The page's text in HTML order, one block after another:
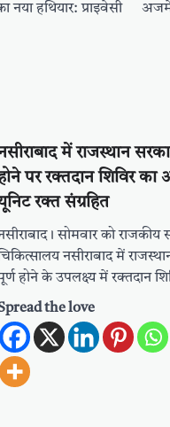
हथियार: प्राइवेसी
में राजस्थान
पर रक्तदान शिविर
रक्त संग्रहित
सोमवार को राजकीय
नसीराबाद में
होने के उपलक्ष्य में रक्तदान
the love